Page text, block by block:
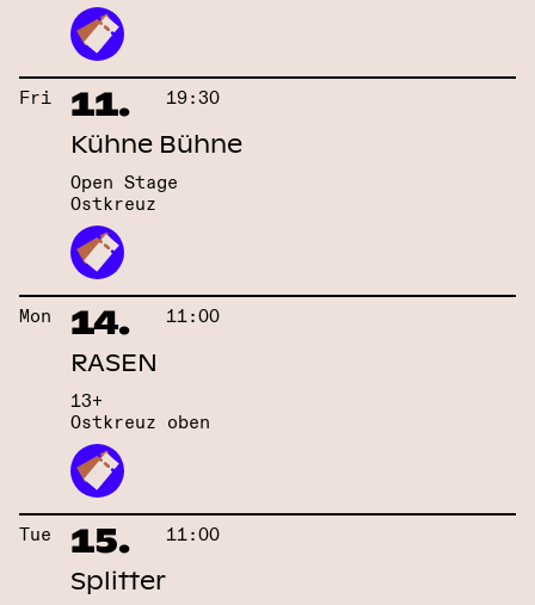
Fri 11. 19:30
Kühne Bühne
Open Stage
Ostkreuz
Mon 14. 11:00
RASEN
13+
Ostkreuz oben
Tue 15. 11:00
Splitter